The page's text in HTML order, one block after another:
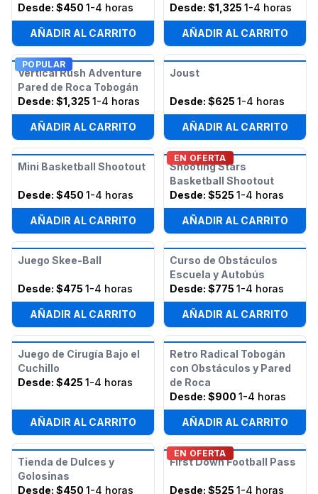
Desde: $450 1-4 horas
AÑADIR AL CARRITO
Desde: $1,325 1-4 horas
AÑADIR AL CARRITO
POPULAR
Vertical Rush Adventure
Pared de Roca Tobogán
Desde: $1,325 1-4 horas
AÑADIR AL CARRITO
Joust
Desde: $625 1-4 horas
AÑADIR AL CARRITO
Mini Basketball Shootout
Desde: $450 1-4 horas
AÑADIR AL CARRITO
EN OFERTA
Shooting Stars
Basketball Shootout
Desde: $525 1-4 horas
AÑADIR AL CARRITO
Juego Skee-Ball
Desde: $475 1-4 horas
AÑADIR AL CARRITO
Curso de Obstáculos
Escuela y Autobús
Desde: $775 1-4 horas
AÑADIR AL CARRITO
Juego de Cirugía Bajo el
Cuchillo
Desde: $425 1-4 horas
AÑADIR AL CARRITO
Retro Radical Tobogán
con Obstáculos y Pared
de Roca
Desde: $900 1-4 horas
AÑADIR AL CARRITO
Tienda de Dulces y
Golosinas
Desde: $450 1-4 horas
EN OFERTA
First Down Football Pass
Desde: $525 1-4 horas